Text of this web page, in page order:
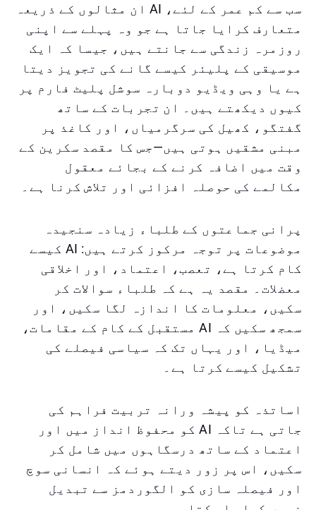
سب سے کم عمر کے لئے، AI ان مثالوں کے ذریعہ
متعارف کرایا جاتا ہے جو وہ پہلے سے اپنی
روزمرہ زندگی سے جانتے ہیں، جیسا کہ ایک
موسیقی کے پلیئر کیسے گانے کی تجویز دیتا
ہے یا وہی ویڈیو دوبارہ سوشل پلیٹ فارم پر
کیوں دیکھتے ہیں۔ ان تجربات کے ساتھ
گفتگو، کھیل کی سرگرمیاں، اور کاغذ پر
مبنی مشقیں ہوتی ہیں—جس کا مقصد سکرین کے
وقت میں اضافہ کرنے کے بجائے معقول
مکالمے کی حوصلہ افزائی اور تلاش کرنا ہے۔
پرانی جماعتوں کے طلباء زیادہ سنجیدہ
موضوعات پر توجہ مرکوز کرتے ہیں: AI کیسے
کام کرتا ہے، تعصب، اعتماد، اور اخلاقی
معضلات۔ مقصد یہ ہے کہ طلباء سوالات کر
سکیں، معلومات کا اندازہ لگا سکیں، اور
سمجھ سکیں کہ AI مستقبل کے کام کے مقامات،
میڈیا، اور یہاں تک کہ سیاسی فیصلے کی
تشکیل کیسے کرتا ہے۔
اساتذہ کو پیشہ ورانہ تربیت فراہم کی
جاتی ہے تاکہ AI کو محفوظ انداز میں اور
اعتماد کے ساتھ درسگاہوں میں شامل کر
سکیں، اس پر زور دیتے ہوئے کہ انسانی سوچ
اور فیصلہ سازی کو الگوردمز سے تبدیل